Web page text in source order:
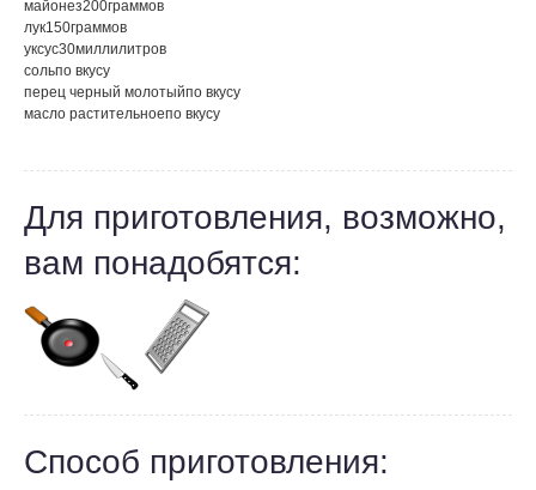
майонез200граммов
лук150граммов
уксус30миллилитров
сольпо вкусу
перец черный молотыйпо вкусу
масло растительноепо вкусу
Для приготовления, возможно,
вам понадобятся:
Способ приготовления: